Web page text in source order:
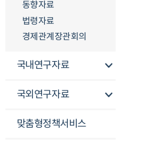
동향자료
법령자료
경제관계장관회의
국내연구자료
국외연구자료
맞춤형정책서비스